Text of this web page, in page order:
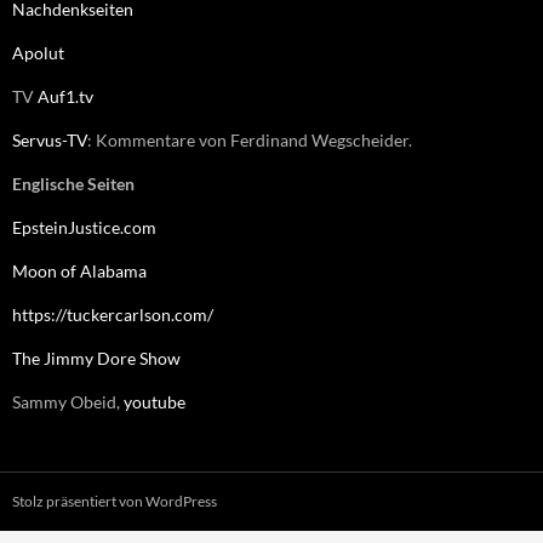
Nachdenkseiten
Apolut
TVAuf1.tv
Servus-TV: Kommentare von Ferdinand Wegscheider.
Englische Seiten
EpsteinJustice.com
Moon of Alabama
https://tuckercarlson.com/
The Jimmy Dore Show
Sammy Obeid,youtube
Stolz präsentiert von WordPress